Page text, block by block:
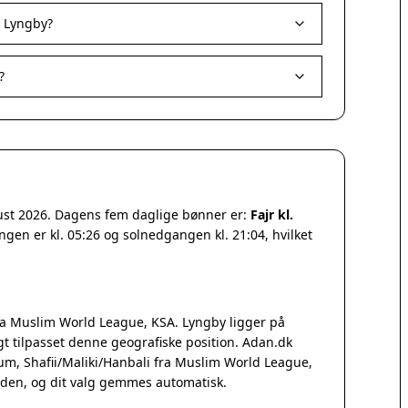
2026. Dagens fem daglige bønner er: Fajr kl.
er kl. 05:26 og solnedgangen kl. 21:04, hvilket
Muslim World League, KSA. Lyngby ligger på
tilpasset denne geografiske position. Adan.dk
Shafii/Maliki/Hanbali fra Muslim World League,
og dit valg gemmes automatisk.